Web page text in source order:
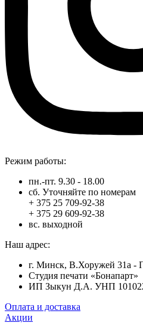
Режим работы:
пн.-пт. 9.30 - 18.00
сб. Уточняйте по номерам
+ 375 25 709-92-38
+ 375 29 609-92-38
вс. выходной
Наш адрес:
г. Минск, В.Хоружей
Студия печати «Бонапарт»
ИП Зыкун Д.А. УНП
Оплата и доставка
Акции